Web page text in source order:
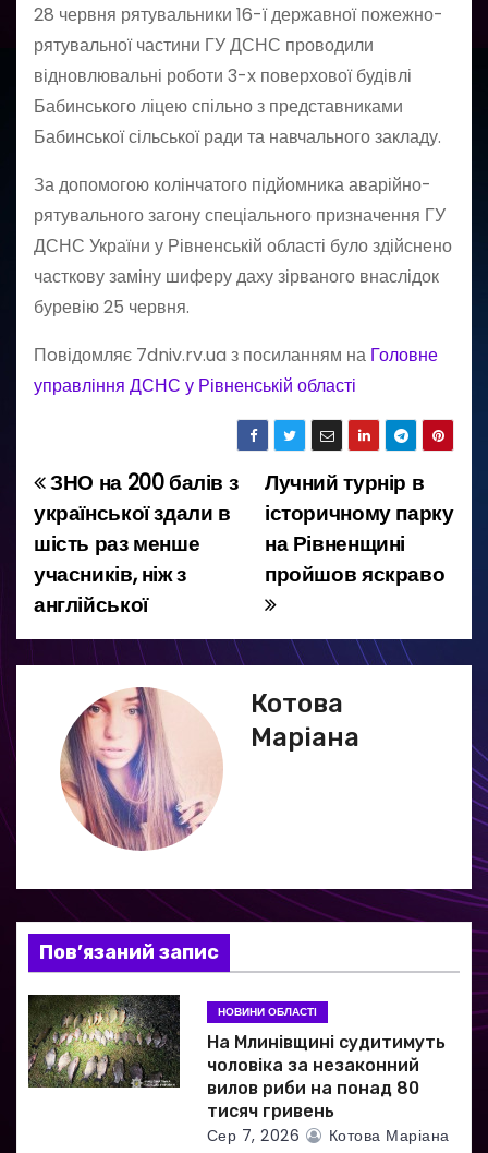
28 червня рятувальники 16-ї державної пожежно-
рятувальної частини ГУ ДСНС проводили
відновлювальні роботи 3-х поверхової будівлі
Бабинського ліцею спільно з представниками
Бабинської сільської ради та навчального закладу.
За допомогою колінчатого підйомника аварійно-
рятувального загону спеціального призначення ГУ
ДСНС України у Рівненській області було здійснено
часткову заміну шиферу даху зірваного внаслідок
буревію 25 червня.
Пoвідомляє 7dniv.rv.ua з посиланням на Головне
управління ДСНС у Рівненській області
Н
а
в
і
г
з
а
п
и
с
Лучний турнір в
історичному парку
на Рівненщині
пройшов яскраво
ЗНО на 200 балів з
української здали в
шість раз менше
учасників, ніж з
англійської
Котова
Маріана
Пов’язаний запис
НОВИНИ ОБЛАСТІ
На Млинівщині судитимуть
чоловіка за незаконний
вилов риби на понад 80
тисяч гривень
Сер 7, 2026 Котова Маріана